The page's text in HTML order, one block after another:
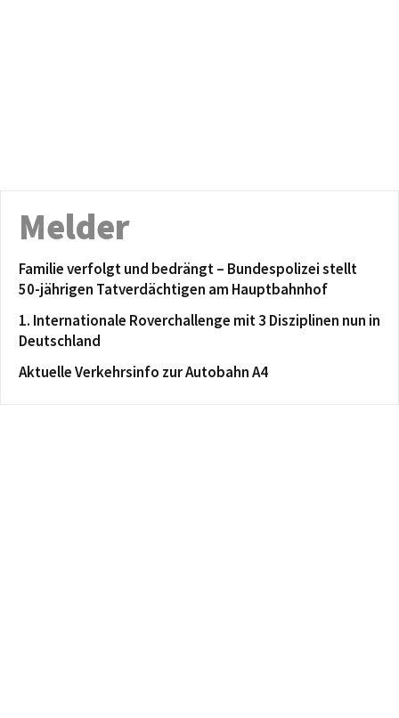
Melder
Familie verfolgt und bedrängt – Bundespolizei stellt
50-jährigen Tatverdächtigen am Hauptbahnhof
1. Internationale Roverchallenge mit 3 Disziplinen nun in
Deutschland
Aktuelle Verkehrsinfo zur Autobahn A4